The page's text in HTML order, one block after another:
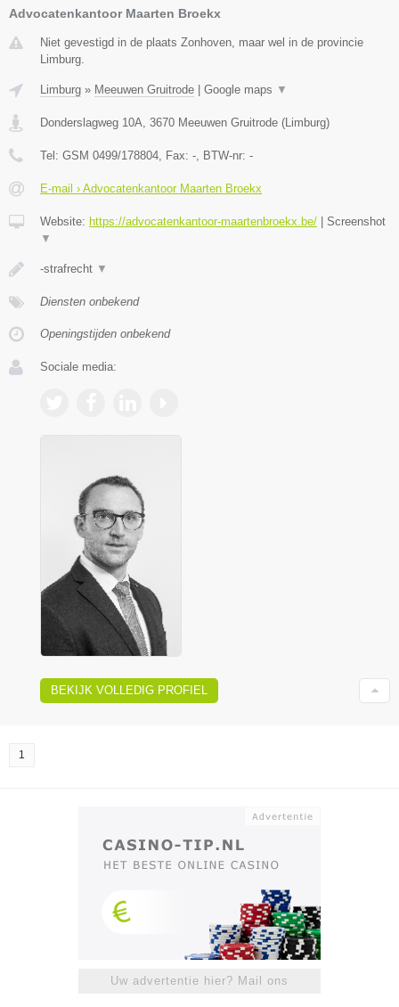
Advocatenkantoor Maarten Broekx
Niet gevestigd in de plaats Zonhoven, maar wel in de provincie
Limburg.
Limburg » Meeuwen Gruitrode | Google maps ▼
Donderslagweg 10A 3670 Meeuwen Gruitrode (Limburg)
Tel: GSM 0499/178804 , Fax: - , BTW-nr: -
E-mail › Advocatenkantoor Maarten Broekx
Website: https://advocatenkantoor-maartenbroekx.be/ | Screenshot
▼
-strafrecht ▼
Diensten onbekend
Openingstijden onbekend
Sociale media:
BEKIJK VOLLEDIG PROFIEL
1
Uw advertentie hier? Mail ons